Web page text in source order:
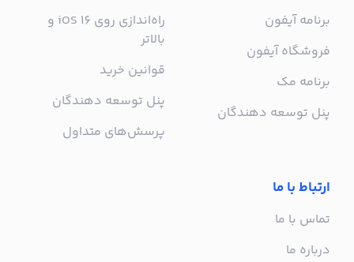
برنامه آیفون
فروشگاه آیفون
برنامه مک
پنل توسعه دهندگان
راه‌اندازی روی iOS 16 و
بالاتر
قوانین خرید
پنل توسعه دهندگان
پرسش‌های متداول
ارتباط با ما
تماس با ما
درباره ما